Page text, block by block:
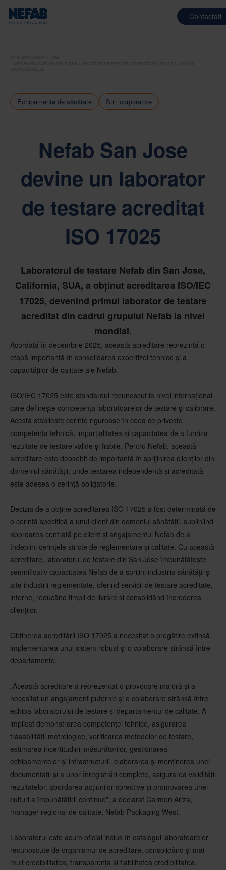
Contactați
ȘTIRI ȘI INFORMAȚII
NEFAB SAN JOSE DEVINE PRIMUL LABORATOR DE TESTARE ACREDITAT ISO 17025 DIN CADRUL
GRUPULUI NEFAB
Echipamente de sănătate Știri corporative
Nefab San Jose
devine un laborator
de testare acreditat
ISO 17025
Laboratorul de testare Nefab din San Jose,
California, SUA, a obținut acreditarea ISO/IEC
17025, devenind primul laborator de testare
acreditat din cadrul grupului Nefab la nivel
mondial.
Acordată în decembrie 2025, această acreditare reprezintă o
etapă importantă în consolidarea expertizei tehnice și a
capacităților de calitate ale Nefab.
ISO/IEC 17025 este standardul recunoscut la nivel internațional
care definește competența laboratoarelor de testare și calibrare.
Acesta stabilește cerințe riguroase în ceea ce privește
competența tehnică, imparțialitatea și capacitatea de a furniza
rezultate de testare valide și fiabile. Pentru Nefab, această
acreditare este deosebit de importantă în sprijinirea clienților din
domeniul sănătății, unde testarea independentă și acreditată
este adesea o cerință obligatorie.
Decizia de a obține acreditarea ISO 17025 a fost determinată de
o cerință specifică a unui client din domeniul sănătății, subliniind
abordarea centrată pe client și angajamentul Nefab de a
îndeplini cerințele stricte de reglementare și calitate. Cu această
acreditare, laboratorul de testare din San Jose îmbunătățește
semnificativ capacitatea Nefab de a sprijini industria sănătății și
alte industrii reglementate, oferind servicii de testare acreditate,
interne, reducând timpii de livrare și consolidând încrederea
clienților.
Obținerea acreditării ISO 17025 a necesitat o pregătire extinsă,
implementarea unui sistem robust și o colaborare strânsă între
departamente.
„Această acreditare a reprezentat o provocare majoră și a
necesitat un angajament puternic și o colaborare strânsă între
echipa laboratorului de testare și departamentul de calitate. A
implicat demonstrarea competenței tehnice, asigurarea
trasabilității metrologice, verificarea metodelor de testare,
estimarea incertitudinii măsurătorilor, gestionarea
echipamentelor și infrastructurii, elaborarea și menținerea unei
documentații și a unor înregistrări complete, asigurarea validității
rezultatelor, abordarea acțiunilor corective și promovarea unei
culturi a îmbunătățirii continue”, a declarat Carmen Ariza,
manager regional de calitate, Nefab Packaging West.
Laboratorul este acum oficial inclus în catalogul laboratoarelor
recunoscute de organismul de acreditare, consolidând și mai
mult credibilitatea, transparența și fiabilitatea credibilitatea,